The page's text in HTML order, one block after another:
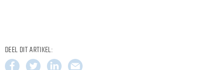
DEEL DIT ARTIKEL: